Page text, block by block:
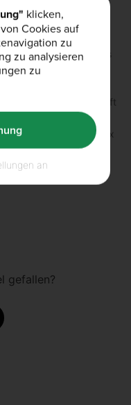
Gesundheit und Fitness
Reihe von
seit einigen Jahren
seine Leidenschaft
Personal Trainer
POWDERS® hat Alex
Trainingserfahrungen
gefallen?
klicken,
Cookies auf
zu
zu analysieren
zu
an